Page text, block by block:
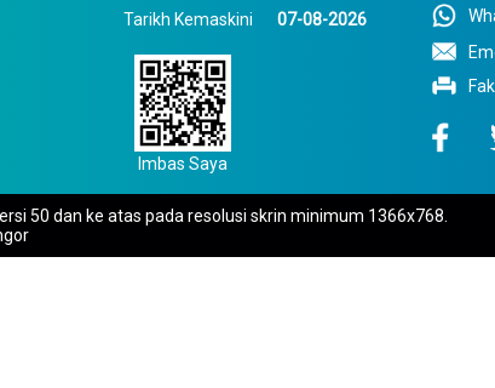
Tarikh Kemaskini 07-08-2026
Imbas Saya
50 dan ke atas pada resolusi skrin minimum 1366x768.